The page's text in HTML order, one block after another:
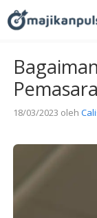
Langsung
ke
18/03/2023 oleh